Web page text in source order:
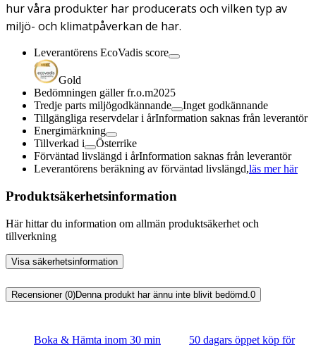
hur våra produkter har producerats och vilken typ av
miljö- och klimatpåverkan de har.
Leverantörens EcoVadis score
Gold
Bedömningen gäller fr.o.m2025
Tredje parts miljögodkännande
Inget godkännande
Tillgängliga reservdelar i årInformation saknas från leverantör
Energimärkning
Tillverkad i
Österrike
Förväntad livslängd i årInformation saknas från leverantör
Leverantörens beräkning av förväntad livslängd,läs mer här
Produktsäkerhetsinformation
Här hittar du information om allmän produktsäkerhet och
tillverkning
Visa säkerhetsinformation
Recensioner (0)Denna produkt har ännu inte blivit bedömd. 0
Boka & Hämta inom 30 min 50 dagars öppet köp för